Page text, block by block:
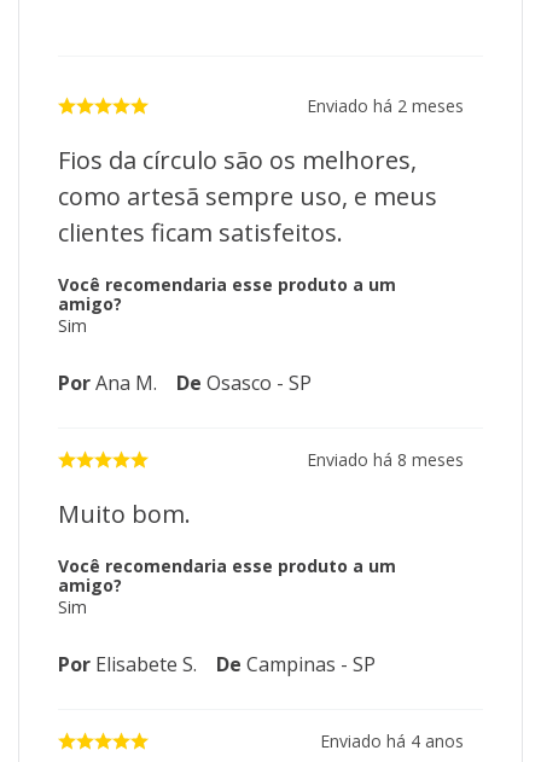
Enviado há 2 meses
Fios da círculo são os melhores,
como artesã sempre uso, e meus
clientes ficam satisfeitos.
Você recomendaria esse produto a um
amigo?
Sim
PorAna M. De Osasco - SP
Enviado há 8 meses
Muito bom.
Você recomendaria esse produto a um
amigo?
Sim
Por Elisabete S. De Campinas - SP
Enviado há 4 anos